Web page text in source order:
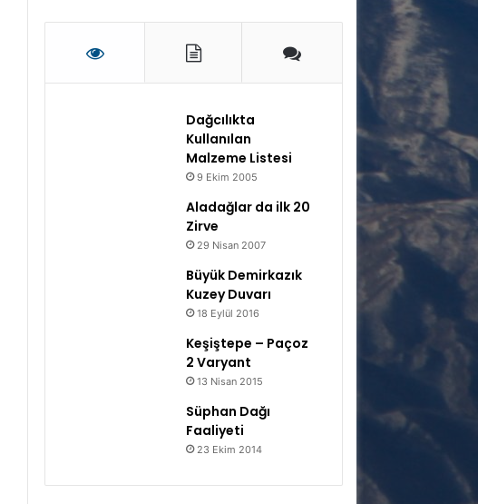
Dağcılıkta
Kullanılan
Malzeme Listesi
9 Ekim 2005
Aladağlar da ilk 20
Zirve
29 Nisan 2007
Büyük Demirkazık
Kuzey Duvarı
18 Eylül 2016
Keşiştepe – Paçoz
2 Varyant
13 Nisan 2015
Süphan Dağı
Faaliyeti
23 Ekim 2014